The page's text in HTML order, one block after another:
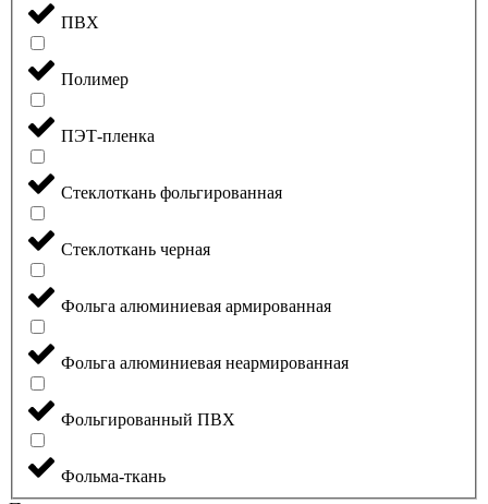
ПВХ
Полимер
ПЭТ-пленка
Стеклоткань фольгированная
Стеклоткань черная
Фольга алюминиевая армированная
Фольга алюминиевая неармированная
Фольгированный ПВХ
Фольма-ткань